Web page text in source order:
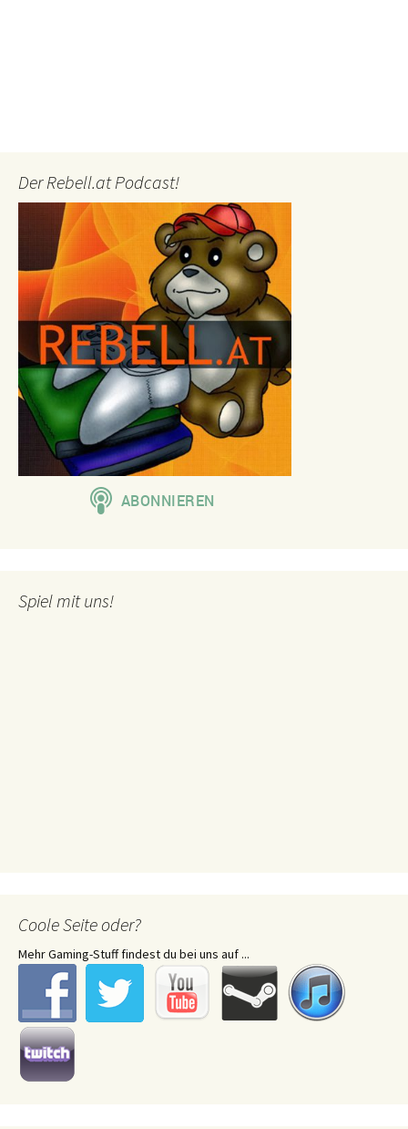
Der Rebell.at Podcast!
Spiel mit uns!
Coole Seite oder?
Mehr Gaming-Stuff findest du bei uns auf ...